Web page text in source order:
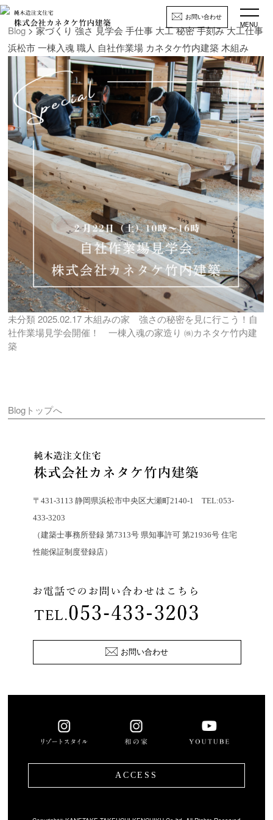
お問い合わせ
MENU
Blog> 家づくり 強さ 見学会 手仕事 大工 秘密 手刻み 大工仕事
浜松市 一棟入魂 職人 自社作業場 カネタケ竹内建築 木組み
未分類2025.02.17 木組みの家 強さの秘密を見に行こう！自
社作業場見学会開催！ 一棟入魂の家造り ㈱カネタケ竹内建
築
Blogトップへ
〒431-3113 静岡県浜松市中央区大瀬町2140-1 TEL:053-
433-3203
（建築士事務所登録 第7313号 県知事許可 第21936号 住宅
性能保証制度登録店）
お問い合わせ
ACCESS